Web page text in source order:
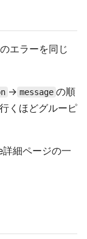
エラーを同じ
→ message の順
くほどグルーピ
細ページの一